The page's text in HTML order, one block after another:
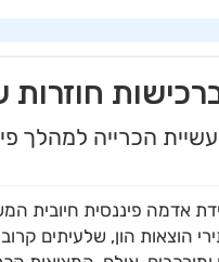
חוזרות
הכרייה למהלך
אדמה פיננסית חיובית
הוצאות הון, שלעיתים